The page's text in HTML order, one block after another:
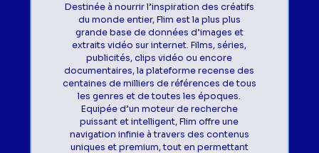
Destinée à nourrir l’inspiration des créatifs
du monde entier, Flim est la plus plus
grande base de données d’images et
extraits vidéo sur internet. Films, séries,
publicités, clips vidéo ou encore
documentaires, la plateforme recense des
centaines de milliers de références de tous
les genres et de toutes les époques.
Equipée d’un moteur de recherche
puissant et intelligent, Flim offre une
navigation infinie à travers des contenus
uniques et premium, tout en permettant